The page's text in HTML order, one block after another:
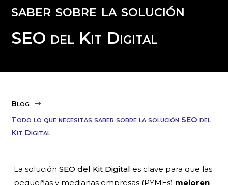
saber sobre la solución
SEO del Kit Digital
Blog $
Todo lo que necesitas saber sobre la solución SEO del
Kit Digital
La soluciónSEO del Kit Digital es clave para que las
pequeñas y medianas empresas (PYMEs) mejoren